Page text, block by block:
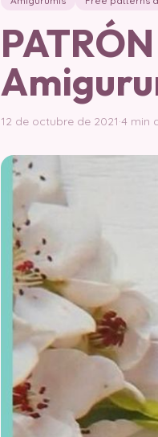
12 de octubre de 2021·4 min